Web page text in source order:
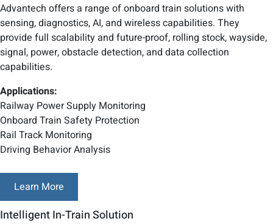
Advantech offers a range of onboard train solutions with
sensing, diagnostics, AI, and wireless capabilities. They
provide full scalability and future-proof, rolling stock, wayside,
signal, power, obstacle detection, and data collection
capabilities.
Applications:
Railway Power Supply Monitoring
Onboard Train Safety Protection
Rail Track Monitoring
Driving Behavior Analysis
Learn More
Intelligent In-Train Solution